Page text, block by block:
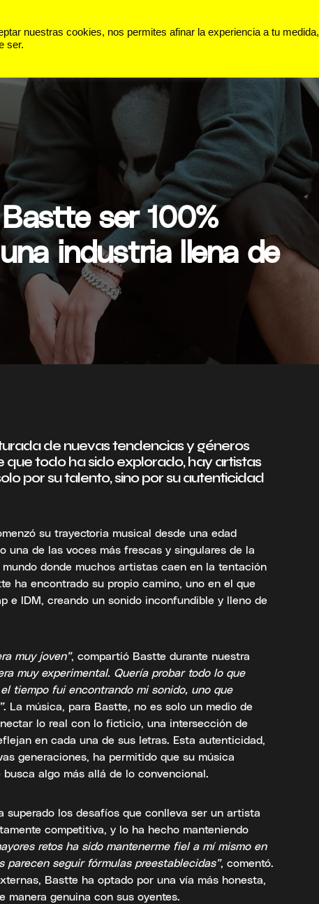
ser 100%
industria llena de
de nuevas tendencias y géneros
todo ha sido explorado, hay artistas
por su talento, sino por su autenticidad
su trayectoria musical desde una edad
una de las voces más frescas y singulares de la
donde muchos artistas caen en la tentación
ha encontrado su propio camino, uno en el que
e IDM, creando un sonido inconfundible y lleno de
muy joven”, compartió Bastte durante nuestra
muy experimental. Quería probar todo lo que
tiempo fui encontrando mi sonido, uno que
. La música, para Bastte, no es solo un medio de
lo real con lo ficticio, una intersección de
en cada una de sus letras. Esta autenticidad,
generaciones, ha permitido que su música
algo más allá de lo convencional.
superado los desafíos que conlleva ser un artista
competitiva, y lo ha hecho manteniendo
retos ha sido mantenerme fiel a mí mismo en
parecen seguir fórmulas preestablecidas”, comentó.
Bastte ha optado por una vía más honesta,
manera genuina con sus oyentes.
nuestras cookies, nos permites afinar la experiencia a tu medida,
ser.